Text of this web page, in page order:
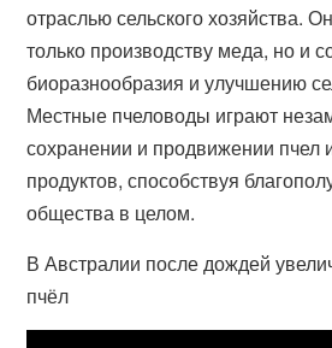
отраслью сельского хозяйства.
только производству меда, но и
биоразнообразия и улучшению
Местные пчеловоды играют
сохранении и продвижении пчел
продуктов, способствуя
общества в целом.
В Австралии после дождей
пчёл